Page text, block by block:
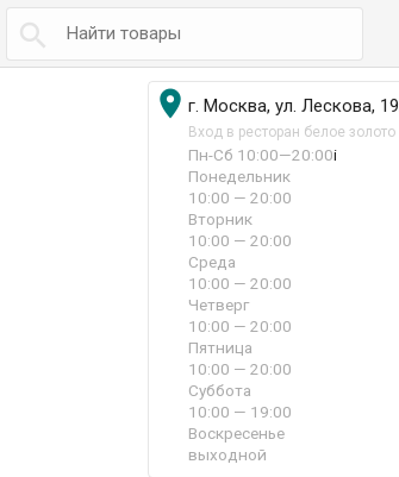

 г. Москва, ул. Лескова,
Вход в ресторан белое золото
Пн-Сб 10:00—20:00i
Понедельник
10:00 — 20:00
Вторник
10:00 — 20:00
Среда
10:00 — 20:00
Четверг
10:00 — 20:00
Пятница
10:00 — 20:00
Суббота
10:00 — 19:00
Воскресенье
выходной